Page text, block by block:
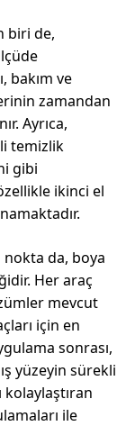
biri de,
bakım ve
zamandan
Ayrıca,
temizlik
gibi
ikinci el
da, boya
Her araç
mevcut
için en
sonrası,
yüzeyin sürekli
kolaylaştıran
ile